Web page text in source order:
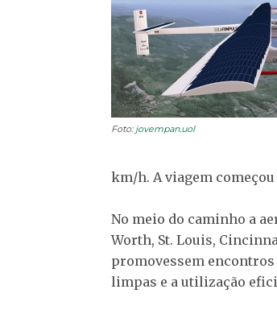
Foto: jovempan.uol
km/h. A viagem
No meio do caminho a
Worth, St. Louis,
promovessem
limpas e a utilização